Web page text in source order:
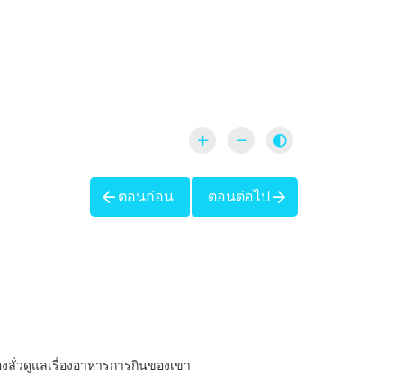
ตอนก่อน ตอนต่อไป
ลั่วดูแลเรื่องอาหารการกินของเขา